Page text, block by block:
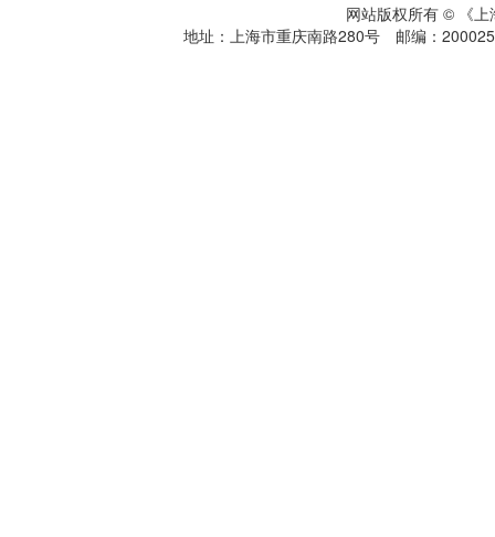
网站版权所有 © 《
地址：上海市重庆南路280号 邮编：